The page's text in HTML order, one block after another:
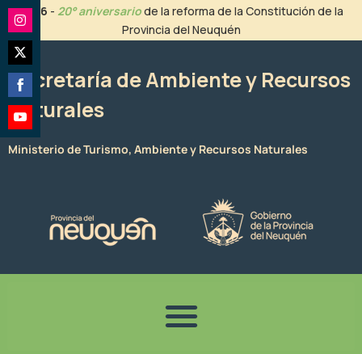
contenido
2026 - 20° aniversariode la reforma de la Constitución de la
Provincia del Neuquén
Secretaría de Ambiente y Recursos
Naturales
Ministerio de Turismo, Ambiente y Recursos Naturales
Share
on
Instagram
Share
on
Twitter
Share
on
Facebook
Share
on